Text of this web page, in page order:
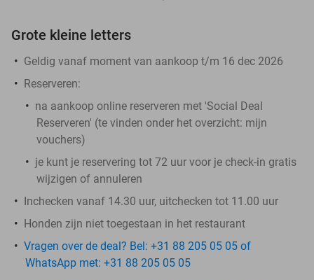
Grote kleine letters
Geldig vanaf moment van aankoop t/m 16 dec 2026
Reserveren:
na aankoop online reserveren met 'Social Deal
Reserveren' (te vinden onder het overzicht: mijn
vouchers)
je kunt je reservering tot 72 uur voor je check-in gratis
wijzigen of annuleren
Inchecken vanaf 14.30 uur, uitchecken tot 11.00 uur
Honden zijn niet toegestaan in het restaurant
Vragen over de deal? Bel: +31 88 205 05 05 of
WhatsApp met: +31 88 205 05 05